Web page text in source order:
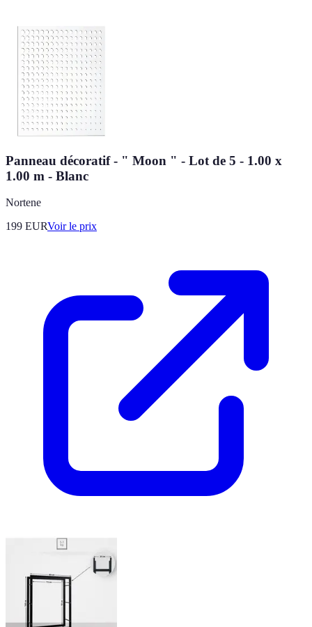
Panneau décoratif - " Moon " - Lot de 5 - 1.00 x
1.00 m - Blanc
Nortene
199 EURVoir le prix